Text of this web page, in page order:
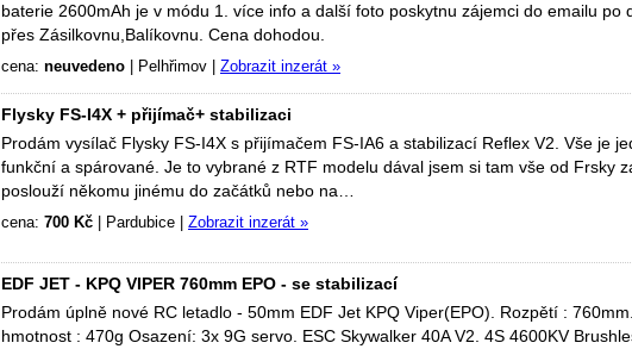
baterie 2600mAh je v módu 1. více info a další foto poskytnu zájemci do emailu po
přes Zásilkovnu,Balíkovnu. Cena dohodou.
cena: neuvedeno Pelhřimov Zobrazit inzerát »
Flysky FS-I4X + přijímač+ stabilizaci
Prodám vysílač Flysky FS-I4X s přijímačem FS-IA6 a stabilizací Reflex V2. Vše je
funkční a spárované. Je to vybrané z RTF modelu dával jsem si tam vše od Frsky
poslouží někomu jinému do začátků nebo na…
cena: 700 Kč Pardubice Zobrazit inzerát »
EDF JET - KPQ VIPER 760mm EPO - se stabilizací
Prodám úplně nové RC letadlo - 50mm EDF Jet KPQ Viper(EPO). Rozpětí :
hmotnost : 470g Osazení: 3x 9G servo. ESC Skywalker 40A V2. 4S 4600KV